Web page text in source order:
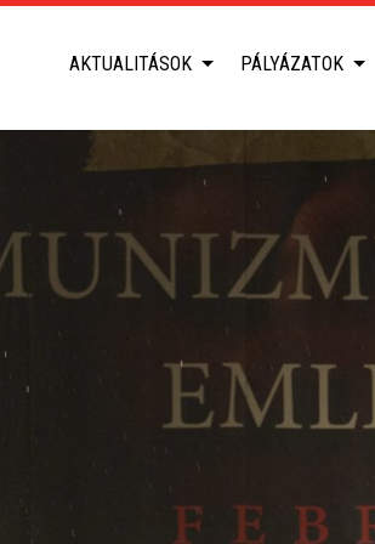
AKTUALITÁSOK PÁLYÁZATOK